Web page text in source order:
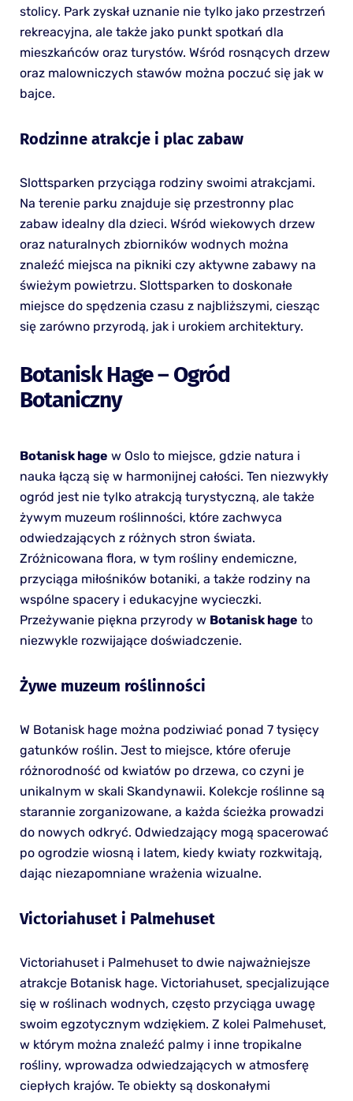
stolicy. Park zyskał uznanie nie tylko jako przestrzeń
rekreacyjna, ale także jako punkt spotkań dla
mieszkańców oraz turystów. Wśród rosnących drzew
oraz malowniczych stawów można poczuć się jak w
bajce.
Rodzinne atrakcje i plac zabaw
Slottsparken przyciąga rodziny swoimi atrakcjami.
Na terenie parku znajduje się przestronny plac
zabaw idealny dla dzieci. Wśród wiekowych drzew
oraz naturalnych zbiorników wodnych można
znaleźć miejsca na pikniki czy aktywne zabawy na
świeżym powietrzu. Slottsparken to doskonałe
miejsce do spędzenia czasu z najbliższymi, ciesząc
się zarówno przyrodą, jak i urokiem architektury.
Botanisk Hage – Ogród
Botaniczny
Botanisk hage w Oslo to miejsce, gdzie natura i
nauka łączą się w harmonijnej całości. Ten niezwykły
ogród jest nie tylko atrakcją turystyczną, ale także
żywym muzeum roślinności, które zachwyca
odwiedzających z różnych stron świata.
Zróżnicowana flora, w tym rośliny endemiczne,
przyciąga miłośników botaniki, a także rodziny na
wspólne spacery i edukacyjne wycieczki.
Przeżywanie piękna przyrody w Botanisk hage to
niezwykle rozwijające doświadczenie.
Żywe muzeum roślinności
W Botanisk hage można podziwiać ponad 7 tysięcy
gatunków roślin. Jest to miejsce, które oferuje
różnorodność od kwiatów po drzewa, co czyni je
unikalnym w skali Skandynawii. Kolekcje roślinne są
starannie zorganizowane, a każda ścieżka prowadzi
do nowych odkryć. Odwiedzający mogą spacerować
po ogrodzie wiosną i latem, kiedy kwiaty rozkwitają,
dając niezapomniane wrażenia wizualne.
Victoriahuset i Palmehuset
Victoriahuset i Palmehuset to dwie najważniejsze
atrakcje Botanisk hage. Victoriahuset, specjalizujące
się w roślinach wodnych, często przyciąga uwagę
swoim egzotycznym wdziękiem. Z kolei Palmehuset,
w którym można znaleźć palmy i inne tropikalne
rośliny, wprowadza odwiedzających w atmosferę
ciepłych krajów. Te obiekty są doskonałymi